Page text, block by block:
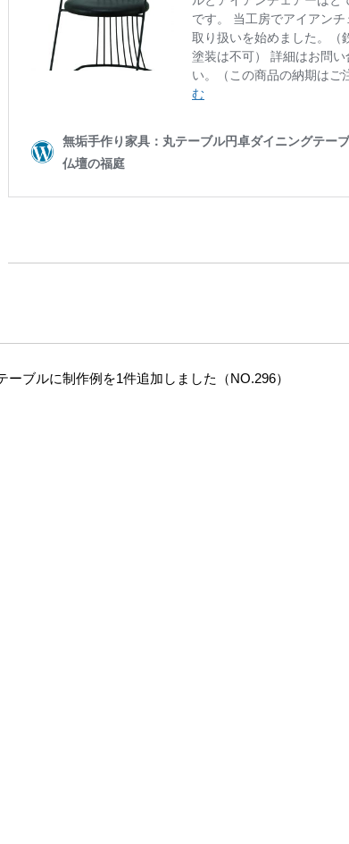
ーブルに制作例を1件追加しました（NO.296）